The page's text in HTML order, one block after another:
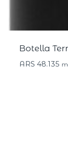
Botella
ARS 48.135